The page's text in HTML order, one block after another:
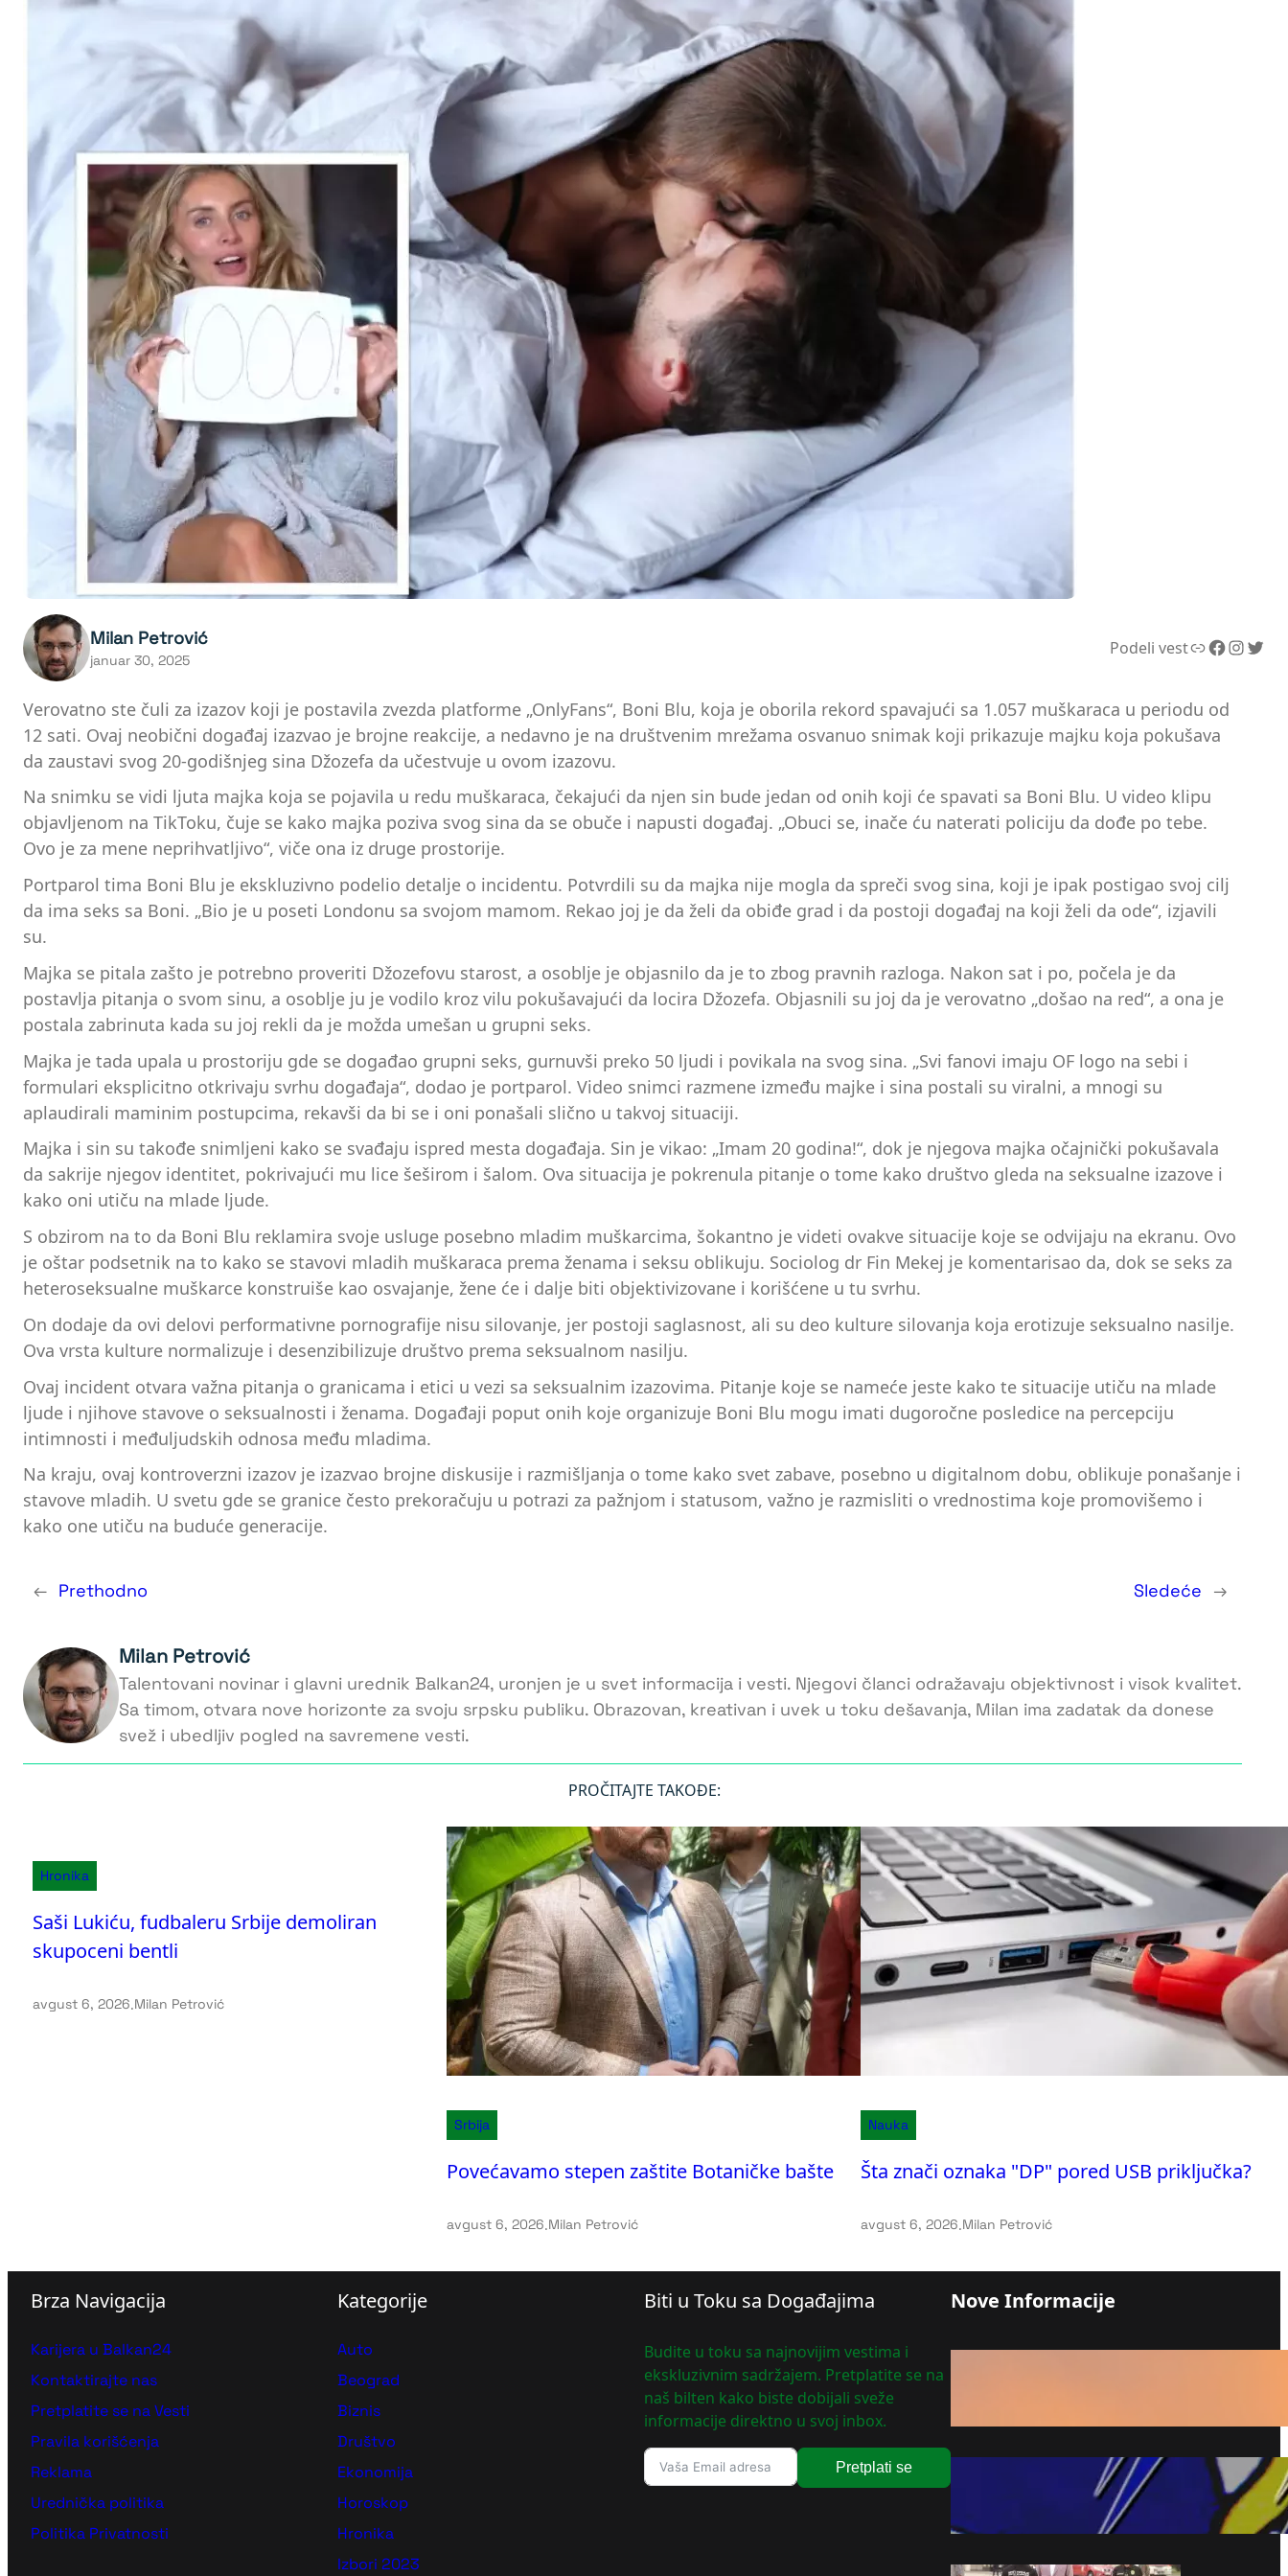
Milan Petrović
januar 30, 2025
Podeli vestLink Facebook InstagramTwitter
Verovatno ste čuli za izazov koji je postavila zvezda platforme „OnlyFans“, Boni Blu, koja je oborila rekord spavajući sa 1.057 muškaraca u periodu od
12 sati. Ovaj neobični događaj izazvao je brojne reakcije, a nedavno je na društvenim mrežama osvanuo snimak koji prikazuje majku koja pokušava
da zaustavi svog 20-godišnjeg sina Džozefa da učestvuje u ovom izazovu.
Na snimku se vidi ljuta majka koja se pojavila u redu muškaraca, čekajući da njen sin bude jedan od onih koji će spavati sa Boni Blu. U video klipu
objavljenom na TikToku, čuje se kako majka poziva svog sina da se obuče i napusti događaj. „Obuci se, inače ću naterati policiju da dođe po tebe.
Ovo je za mene neprihvatljivo“, viče ona iz druge prostorije.
Portparol tima Boni Blu je ekskluzivno podelio detalje o incidentu. Potvrdili su da majka nije mogla da spreči svog sina, koji je ipak postigao svoj cilj
da ima seks sa Boni. „Bio je u poseti Londonu sa svojom mamom. Rekao joj je da želi da obiđe grad i da postoji događaj na koji želi da ode“, izjavili
su.
Majka se pitala zašto je potrebno proveriti Džozefovu starost, a osoblje je objasnilo da je to zbog pravnih razloga. Nakon sat i po, počela je da
postavlja pitanja o svom sinu, a osoblje ju je vodilo kroz vilu pokušavajući da locira Džozefa. Objasnili su joj da je verovatno „došao na red“, a ona je
postala zabrinuta kada su joj rekli da je možda umešan u grupni seks.
Majka je tada upala u prostoriju gde se događao grupni seks, gurnuvši preko 50 ljudi i povikala na svog sina. „Svi fanovi imaju OF logo na sebi i
formulari eksplicitno otkrivaju svrhu događaja“, dodao je portparol. Video snimci razmene između majke i sina postali su viralni, a mnogi su
aplaudirali maminim postupcima, rekavši da bi se i oni ponašali slično u takvoj situaciji.
Majka i sin su takođe snimljeni kako se svađaju ispred mesta događaja. Sin je vikao: „Imam 20 godina!“, dok je njegova majka očajnički pokušavala
da sakrije njegov identitet, pokrivajući mu lice šeširom i šalom. Ova situacija je pokrenula pitanje o tome kako društvo gleda na seksualne izazove i
kako oni utiču na mlade ljude.
S obzirom na to da Boni Blu reklamira svoje usluge posebno mladim muškarcima, šokantno je videti ovakve situacije koje se odvijaju na ekranu. Ovo
je oštar podsetnik na to kako se stavovi mladih muškaraca prema ženama i seksu oblikuju. Sociolog dr Fin Mekej je komentarisao da, dok se seks za
heteroseksualne muškarce konstruiše kao osvajanje, žene će i dalje biti objektivizovane i korišćene u tu svrhu.
On dodaje da ovi delovi performativne pornografije nisu silovanje, jer postoji saglasnost, ali su deo kulture silovanja koja erotizuje seksualno nasilje.
Ova vrsta kulture normalizuje i desenzibilizuje društvo prema seksualnom nasilju.
Ovaj incident otvara važna pitanja o granicama i etici u vezi sa seksualnim izazovima. Pitanje koje se nameće jeste kako te situacije utiču na mlade
ljude i njihove stavove o seksualnosti i ženama. Događaji poput onih koje organizuje Boni Blu mogu imati dugoročne posledice na percepciju
intimnosti i međuljudskih odnosa među mladima.
Na kraju, ovaj kontroverzni izazov je izazvao brojne diskusije i razmišljanja o tome kako svet zabave, posebno u digitalnom dobu, oblikuje ponašanje i
stavove mladih. U svetu gde se granice često prekoračuju u potrazi za pažnjom i statusom, važno je razmisliti o vrednostima koje promovišemo i
kako one utiču na buduće generacije.
← Prethodno Sledeće →
Milan Petrović
Talentovani novinar i glavni urednik Balkan24, uronjen je u svet informacija i vesti. Njegovi članci odražavaju objektivnost i visok kvalitet.
Sa timom, otvara nove horizonte za svoju srpsku publiku. Obrazovan, kreativan i uvek u toku dešavanja, Milan ima zadatak da donese
svež i ubedljiv pogled na savremene vesti.
PROČITAJTE TAKOĐE:
Hronika
Saši Lukiću, fudbaleru Srbije demoliran
skupoceni bentli
avgust 6, 2026.Milan Petrović
Srbija
Povećavamo stepen zaštite Botaničke bašte
avgust 6, 2026.Milan Petrović
Nauka
Šta znači oznaka "DP" pored USB priključka?
avgust 6, 2026.Milan Petrović
Brza Navigacija
Karijera u Balkan24
Kontaktirajte nas
Pretplatite se na Vesti
Pravila korišćenja
Reklama
Urednička politika
Politika Privatnosti
Kategorije
Auto
Beograd
Biznis
Društvo
Ekonomija
Horoskop
Hronika
Izbori 2023
Biti u Toku sa Događajima
Budite u toku sa najnovijim vestima i
ekskluzivnim sadržajem. Pretplatite se na
naš bilten kako biste dobijali sveže
informacije direktno u svoj inbox.
Pretplati se
Nove Informacije
Preminuo muškarac nakon
uboda stršljenja
avgust 6, 2026